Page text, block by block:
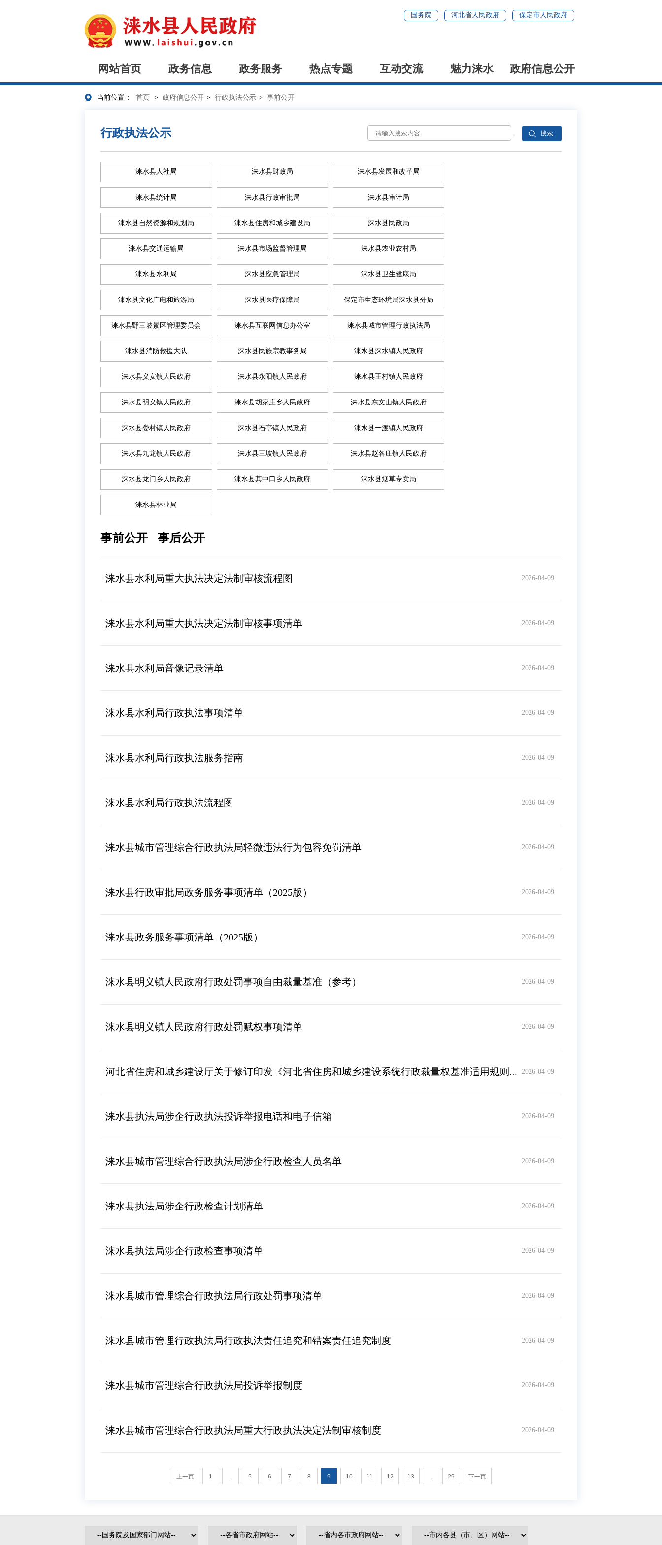
国务院 河北省人民政府 保定市人民政府
网站首页 政务信息 政务服务 热点专题 互动交流 魅力涞水 政府信息公开
当前位置： 首页 > 政府信息公开 > 行政执法公示 > 事前公开
行政执法公示
涞水县人社局 涞水县财政局 涞水县发展和改革局
涞水县统计局 涞水县行政审批局 涞水县审计局
涞水县自然资源和规划局 涞水县住房和城乡建设局 涞水县民政局
涞水县交通运输局 涞水县市场监督管理局 涞水县农业农村局
涞水县水利局 涞水县应急管理局 涞水县卫生健康局
涞水县文化广电和旅游局 涞水县医疗保障局 保定市生态环境局涞水县分局
涞水县野三坡景区管理委员会 涞水县互联网信息办公室 涞水县城市管理行政执法局
涞水县消防救援大队 涞水县民族宗教事务局 涞水县涞水镇人民政府
涞水县义安镇人民政府 涞水县永阳镇人民政府 涞水县王村镇人民政府
涞水县明义镇人民政府 涞水县胡家庄乡人民政府 涞水县东文山镇人民政府
涞水县娄村镇人民政府 涞水县石亭镇人民政府 涞水县一渡镇人民政府
涞水县九龙镇人民政府 涞水县三坡镇人民政府 涞水县赵各庄镇人民政府
涞水县龙门乡人民政府 涞水县其中口乡人民政府 涞水县烟草专卖局
涞水县林业局
事前公开 事后公开
2026-04-09
涞水县水利局重大执法决定法制审核流程图
2026-04-09
涞水县水利局重大执法决定法制审核事项清单
2026-04-09
涞水县水利局音像记录清单
2026-04-09
涞水县水利局行政执法事项清单
2026-04-09
涞水县水利局行政执法服务指南
2026-04-09
涞水县水利局行政执法流程图
2026-04-09
涞水县城市管理综合行政执法局轻微违法行为包容免罚清单
2026-04-09
涞水县行政审批局政务服务事项清单（2025版）
2026-04-09
涞水县政务服务事项清单（2025版）
2026-04-09
涞水县明义镇人民政府行政处罚事项自由裁量基准（参考）
2026-04-09
涞水县明义镇人民政府行政处罚赋权事项清单
2026-04-09
河北省住房和城乡建设厅关于修订印发《河北省住房和城乡建设系统行政裁量权基准适用规则》《河北省住房和城乡建设系统行政裁量权基准》的通知
2026-04-09
涞水县执法局涉企行政执法投诉举报电话和电子信箱
2026-04-09
涞水县城市管理综合行政执法局涉企行政检查人员名单
2026-04-09
涞水县执法局涉企行政检查计划清单
2026-04-09
涞水县执法局涉企行政检查事项清单
2026-04-09
涞水县城市管理综合行政执法局行政处罚事项清单
2026-04-09
涞水县城市管理行政执法局行政执法责任追究和错案责任追究制度
2026-04-09
涞水县城市管理综合行政执法局投诉举报制度
2026-04-09
涞水县城市管理综合行政执法局重大行政执法决定法制审核制度
上一页 1 5 6 7 8 9 10 11 12 13 29 下一页